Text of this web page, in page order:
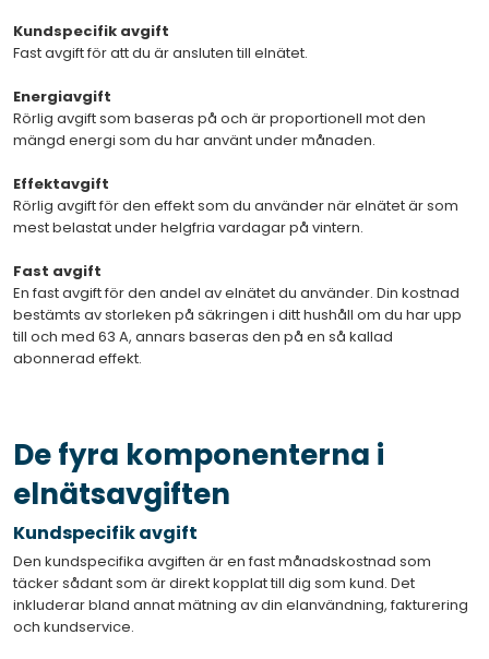
Kundspecifik avgift
Fast avgift för att du är ansluten till elnätet.
Energiavgift
Rörlig avgift som baseras på och är proportionell mot den
mängd energi som du har använt under månaden.
Effektavgift
Rörlig avgift för den effekt som du använder när elnätet är som
mest belastat under helgfria vardagar på vintern.
Fast avgift
En fast avgift för den andel av elnätet du använder. Din kostnad
bestämts av storleken på säkringen i ditt hushåll om du har upp
till och med 63 A, annars baseras den på en så kallad
abonnerad effekt.
De fyra komponenterna i
elnätsavgiften
Kundspecifik avgift
Den kundspecifika avgiften är en fast månadskostnad som
täcker sådant som är direkt kopplat till dig som kund. Det
inkluderar bland annat mätning av din elanvändning, fakturering
och kundservice.